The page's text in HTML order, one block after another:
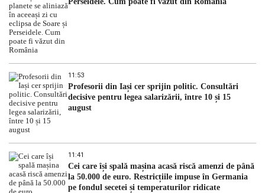
11:53
Profesorii din Iași cer sprijin politic. Consultări
decisive pentru legea salarizării, între 10 și 15
august
11:41
Cei care își spală mașina acasă riscă amenzi de până
la 50.000 de euro. Restricțiile impuse în Germania
pe fondul secetei și temperaturilor ridicate